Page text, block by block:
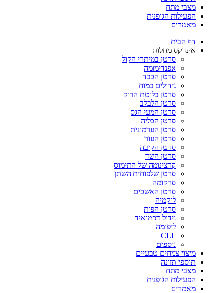
מצבי מתח
הפעילות הגופנית
מאמרים
דף הבית
אינדקס מחלות
סרטן במיתרי הקול
אפנדימומה
סרטן הכבד
גידולים במוח
סרטן בלוטת הרוק
סרטן הלבלב
סרטן המעי הגס
סרטן הכליה
סרטן הערמונית
סרטן העור
סרטן הקיבה
סרטן השד
קרצינומה של התימוס
סרטן שלפוחית השתן
סרקומה
סרטן האשכים
לוקמיה
סרטן הפות
גידול דסמואיד
ליפומה
CLL
נוספים
מיצוי צמחים טבעיים
תוספי תזונה
מצבי מתח
הפעילות הגופנית
מאמרים